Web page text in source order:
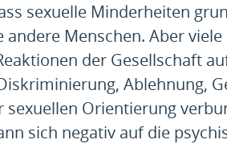
sexuelle Minderheiten
Menschen. Aber
der Gesellschaft
Ablehnung,
Orientierung
sich negativ auf die